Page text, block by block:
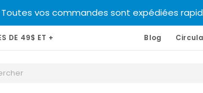
vos commandes sont expédiées
DE 49$ ET + Blog